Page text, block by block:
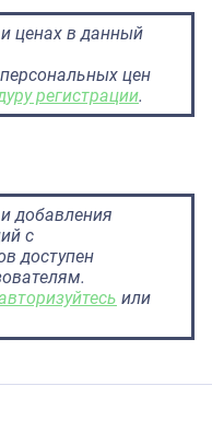
ценах в данный
цен
регистрации.
добавления
с
доступен
или